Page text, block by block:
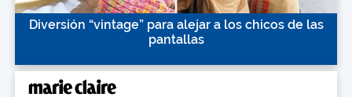
Diversión “vintage” para alejar a los chicos de las
pantallas